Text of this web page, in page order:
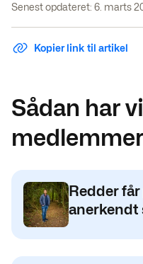
Senest opdateret: 6. marts
Kopier link til artikel
Sådan har
medlemmer
Redder
anerkendt